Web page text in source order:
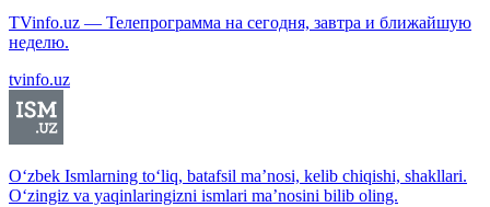
TVinfo.uz — Телепрограмма на сегодня, завтра и ближайшую
неделю.
tvinfo.uz
O‘zbek Ismlarning to‘liq, batafsil ma’nosi, kelib chiqishi, shakllari.
O‘zingiz va yaqinlaringizni ismlari ma’nosini bilib oling.